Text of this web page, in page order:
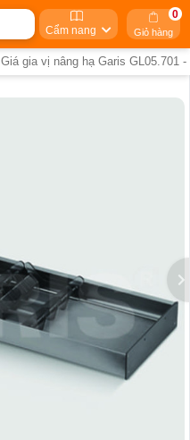
Cẩm nang Giỏ hàng
0
Giá gia vị nâng hạ Garis GL05.701